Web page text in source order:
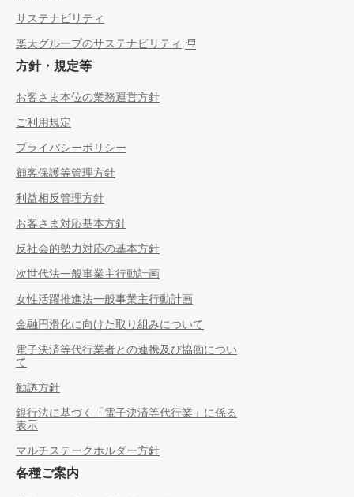
サステナビリティ
楽天グループのサステナビリティ
方針・規定等
お客さま本位の業務運営方針
ご利用規定
プライバシーポリシー
顧客保護等管理方針
利益相反管理方針
お客さま対応基本方針
反社会的勢力対応の基本方針
次世代法一般事業主行動計画
女性活躍推進法一般事業主行動計画
金融円滑化に向けた取り組みについて
電子決済等代行業者との連携及び協働につい
て
勧誘方針
銀行法に基づく「電子決済等代行業」に係る
表示
マルチステークホルダー方針
各種ご案内